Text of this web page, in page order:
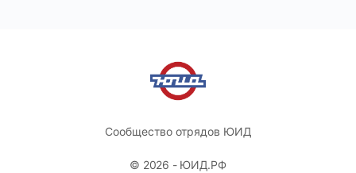
Сообщество отрядов ЮИД
© 2026 - ЮИД.РФ